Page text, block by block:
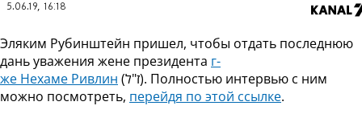
5.06.19, 16:18
Эляким Рубинштейн пришел, чтобы отдать последнюю
дань уважения жене президента г-
же Нехаме Ривлин (ז"ל). Полностью интервью с ним
можно посмотреть, перейдя по этой ссылке.